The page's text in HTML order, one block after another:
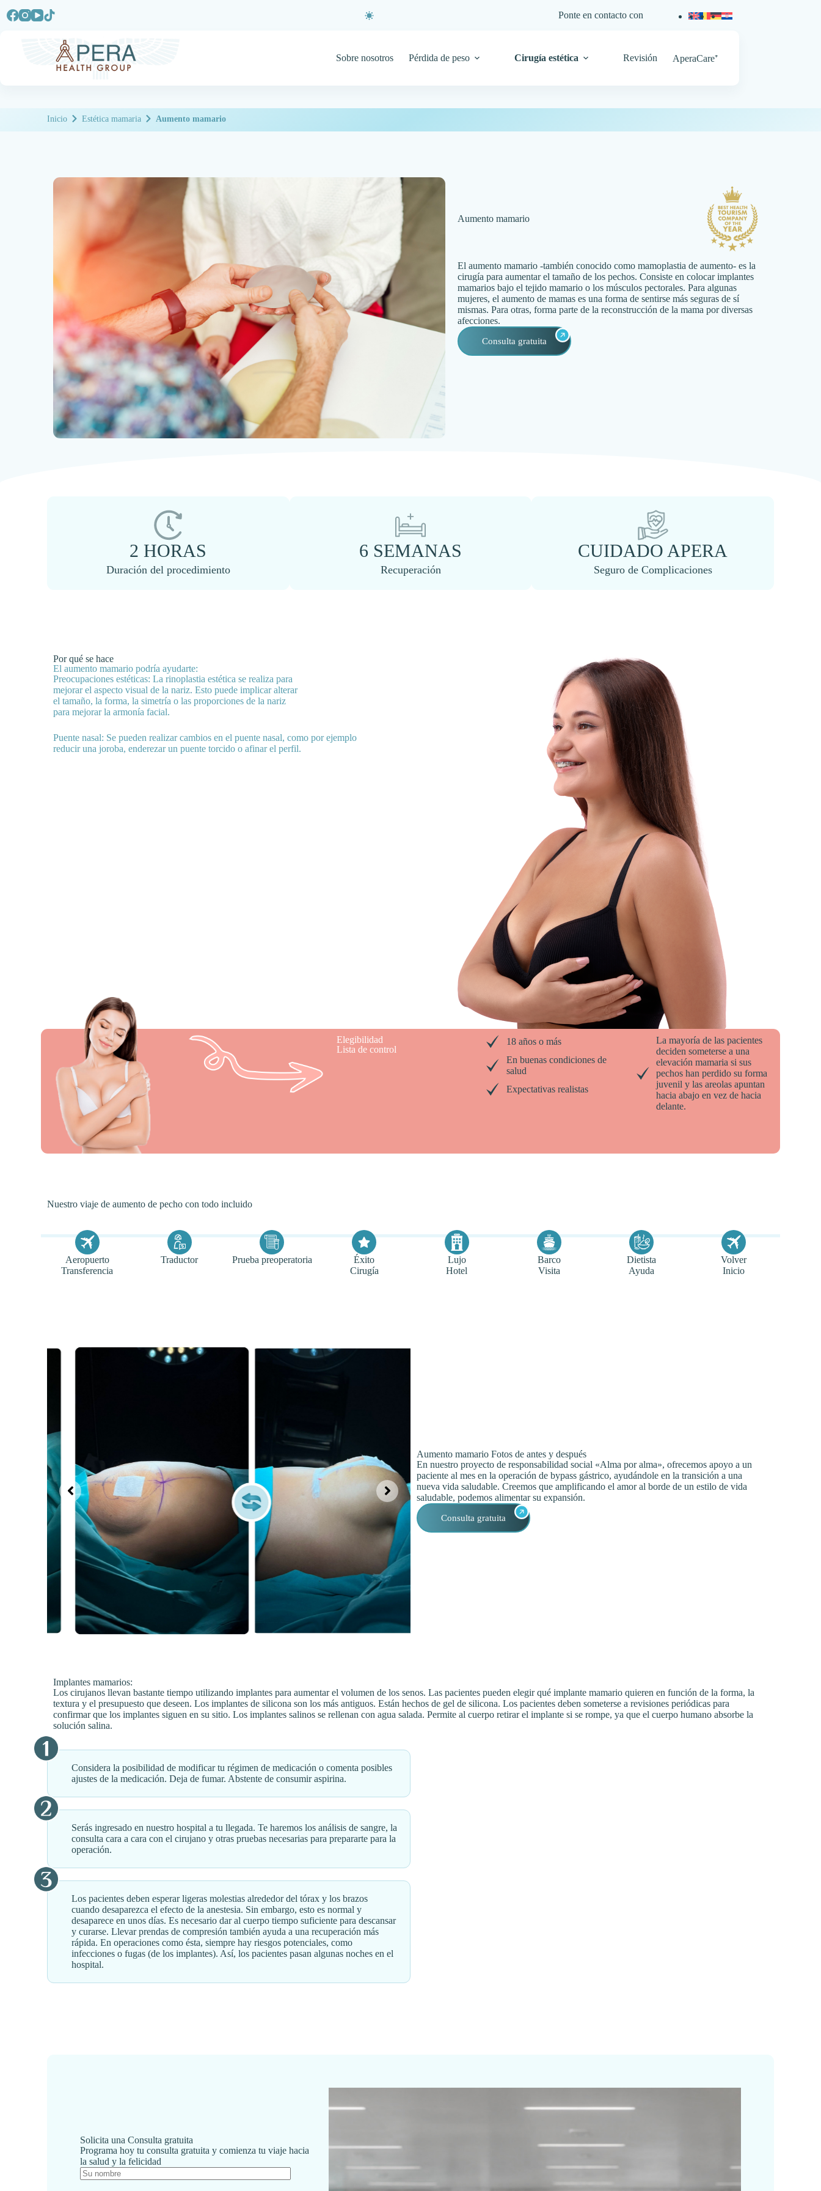
Ponte en contacto con
Sobre nosotros Pérdida de peso Cirugía estética Revisión AperaCare⁺
Inicio Estética mamaria Aumento mamario
Aumento mamario
El aumento mamario -también conocido como mamoplastia de aumento- es la
cirugía para aumentar el tamaño de los pechos. Consiste en colocar implantes
mamarios bajo el tejido mamario o los músculos pectorales. Para algunas
mujeres, el aumento de mamas es una forma de sentirse más seguras de sí
mismas. Para otras, forma parte de la reconstrucción de la mama por diversas
afecciones.
Consulta gratuita
2 HORAS
Duración del procedimiento
6 SEMANAS
Recuperación
CUIDADO APERA
Seguro de Complicaciones
Por qué se hace
El aumento mamario podría ayudarte:
Preocupaciones estéticas: La rinoplastia estética se realiza para
mejorar el aspecto visual de la nariz. Esto puede implicar alterar
el tamaño, la forma, la simetría o las proporciones de la nariz
para mejorar la armonía facial.
Puente nasal: Se pueden realizar cambios en el puente nasal, como por ejemplo
reducir una joroba, enderezar un puente torcido o afinar el perfil.
Elegibilidad
Lista de control
18 años o más
En buenas condiciones de
salud
Expectativas realistas
La mayoría de las pacientes
deciden someterse a una
elevación mamaria si sus
pechos han perdido su forma
juvenil y las areolas apuntan
hacia abajo en vez de hacia
delante.
Nuestro viaje de aumento de pecho con todo incluido
Aeropuerto
Transferencia
Traductor Prueba preoperatoria
Éxito
Cirugía
Lujo
Hotel
Barco
Visita
Dietista
Ayuda
Volver
Inicio
Aumento mamario Fotos de antes y después
En nuestro proyecto de responsabilidad social «Alma por alma», ofrecemos apoyo a un
paciente al mes en la operación de bypass gástrico, ayudándole en la transición a una
nueva vida saludable. Creemos que amplificando el amor al borde de un estilo de vida
saludable, podemos alimentar su expansión.
Consulta gratuita
Implantes mamarios:
Los cirujanos llevan bastante tiempo utilizando implantes para aumentar el volumen de los senos. Las pacientes pueden elegir qué implante mamario quieren en función de la forma, la
textura y el presupuesto que deseen. Los implantes de silicona son los más antiguos. Están hechos de gel de silicona. Los pacientes deben someterse a revisiones periódicas para
confirmar que los implantes siguen en su sitio. Los implantes salinos se rellenan con agua salada. Permite al cuerpo retirar el implante si se rompe, ya que el cuerpo humano absorbe la
solución salina.
Considera la posibilidad de modificar tu régimen de medicación o comenta posibles
ajustes de la medicación. Deja de fumar. Abstente de consumir aspirina.
Serás ingresado en nuestro hospital a tu llegada. Te haremos los análisis de sangre, la
consulta cara a cara con el cirujano y otras pruebas necesarias para prepararte para la
operación.
Los pacientes deben esperar ligeras molestias alrededor del tórax y los brazos
cuando desaparezca el efecto de la anestesia. Sin embargo, esto es normal y
desaparece en unos días. Es necesario dar al cuerpo tiempo suficiente para descansar
y curarse. Llevar prendas de compresión también ayuda a una recuperación más
rápida. En operaciones como ésta, siempre hay riesgos potenciales, como
infecciones o fugas (de los implantes). Así, los pacientes pasan algunas noches en el
hospital.
Solicita una Consulta gratuita
Programa hoy tu consulta gratuita y comienza tu viaje hacia
la salud y la felicidad